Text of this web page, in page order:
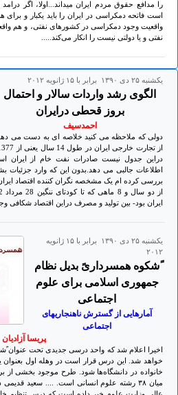
را مدافع حقوق مردم ایران میداند...اولا، اگر
است فاتحه دمکراسی در ایران را باید یکبار و برای
واقعیت وجود دمکراسی در کشور‌های نفتی‌، و هم
نفتی‌ و یا دولتی نیست را انکار می‌کند.....
يكشنبه ۲۵ دی ۱۳۹۰ برابر با ۱۵ ژانويه ۲۰۱۲
الگوی رشد واردات سالار و احتمال
بروز قحطی درایران
احمدسیف
دولی که ملاحظه می کنید خلاصه ای به دست می
دراین جدول نیست صادرات نفت خام از ایران
اطلاعات جالبی می دهد.بدون این که وارد جزئیات
بررسی کرده ام یک مشخصه نگران کننده اقتصاد
ایران بود- بین تولید و مصرف دراین اقتصاد شکافی
يكشنبه ۲۵ دی ۱۳۹۰ برابر با ۱۵ ژانويه
۲۰۱۲
ًشکوه همسرداریً بدیل نظام
جمهوری اسلامی برای علوم
اجتماعی
آمارهایی از گسترش ناهنجاریهای
اجتماعی
پریسا آزادیان
اخیرا اعلام شد که واحد درسی‌ جدیدی تحت عنوان
خواهد شد. این درس قرار است در وهله اول بعنوان
ميان ۳۸ رشته علوم انسانی است. .... سعيد